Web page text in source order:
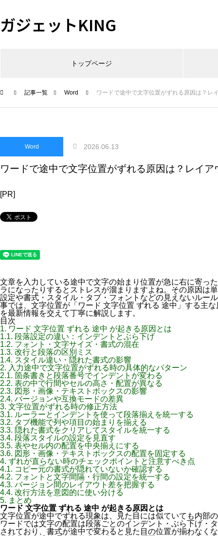
ガジェットKING
トップページ
記事一覧 Word ワードで途中で文字位置がずれる原因は？レ
Word 2026.06.13
ワードで途中で文字位置がずれる原因は？レイ
[PR]
文章を入力している途中で文字の始まり位置が急に右に寄っ
ラになったりするとストレスが溜まりますよね。その原因は
設定や書式・スタイル・タブ・フォントなどの見えないルー
事では、文字位置が「ワード 文字位置 ずれる 途中」する主
を最新情報を交えて丁寧に解説します。
目次
1. ワード 文字位置 ずれる 途中 が起きる原因とは
1.1. 段落設定の違い：インデントとぶら下げ
1.2. フォント・文字サイズ・書式の混在
1.3. 改行と段落の区別ミス
1.4. スタイル違い・隠れた書式の影響
2. 入力途中で文字位置がずれる時の具体的なパターン
2.1. 箇条書きと段落番号でインデントが変わる
2.2. 表の中で行間やセルの高さ・配置が異なる
2.3. 図形・画像・テキストボックスの影響
2.4. バージョンや互換モードの差異
3. 文字位置がずれる時の修正方法
3.1. ルーラーとインデントを使って段落揃えを統一する
3.2. タブ機能で列や項目の始まりを揃える
3.3. 隠れた書式をクリアしてスタイルを統一する
3.4. 段落スタイルの設定を見直す
3.5. 表やセル内の配置を中央揃えにする
3.6. 図形・画像・テキストボックスの配置を固定する
4. ずれが直らない時のチェックポイントと注意すべき点
4.1. コピー元の書式が隠れていないか確認する
4.2. フォントと文字間隔・行間の設定を統一する
4.3. バージョン間のレイアウト差を把握する
4.4. 改行方法を意図的に使い分ける
5. まとめ
ワード 文字位置 ずれる 途中 が起きる原因とは
文字位置が途中でずれる現象は、見た目には似ていても内部
ワードでは文字の配置は段落ごとのインデント・ぶら下げ・
されており、書式が途中で変わると見た目の位置が揃わなく